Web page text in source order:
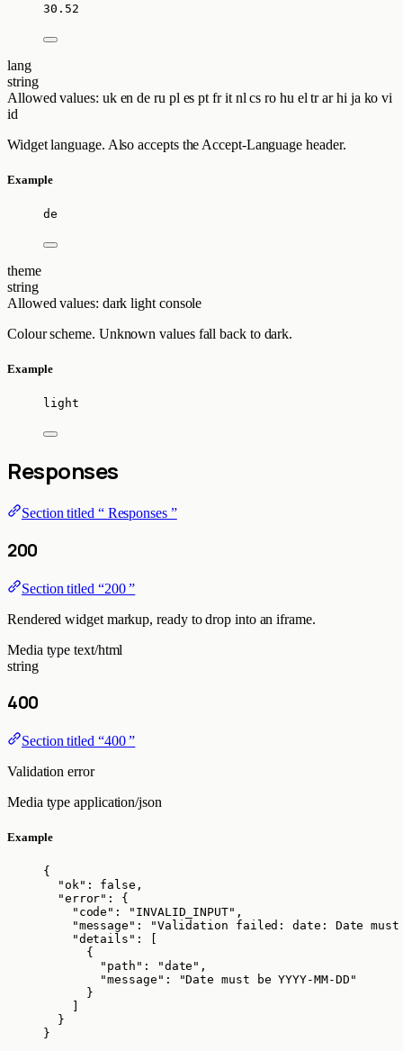
30.52
lang
string
Allowed values: uk enderu pl esptfrit nlcsro hu eltrarhi ja kovi
id
Widget language. Also accepts the Accept-Language header.
Example
de
theme
string
Allowed values: darklight console
Colour scheme. Unknown values fall back to dark.
Example
light
Responses
Section titled “ Responses ”
200
Section titled “200 ”
Rendered widget markup, ready to drop into an iframe.
Media type text/html
string
400
Section titled “400 ”
Validation error
Media type application/json
Example
{
"ok" : false ,
"error" : {
"code" : " INVALID_INPUT" ,
"message" : "Validation failed: date: Date must be
"details" : [
{
"path" : "date " ,
"message" : "Date must be YYYY-MM-DD "
}
}
}